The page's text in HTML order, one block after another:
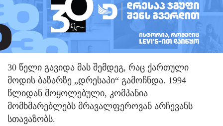
30 წელი გავიდა მას შემდეგ, რაც ქართული
მოდის ბაზარზე „დრესაპი“ გამოჩნდა. 1994
წლიდან მოყოლებული, კომპანია
მომხმარებლებს მრავალფეროვან არჩევანს
სთავაზობს.